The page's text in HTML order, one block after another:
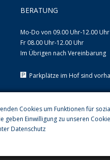
BERATUNG
Mo-Do von 09.00 Uhr-12.00
Fr 08.00 Uhr-12.00 Uhr
Im Übrigen nach Vereinbarung
Parkplätze im Hof sind
Cookies um Funktionen für
geben Einwilligung zu unseren
Datenschutz